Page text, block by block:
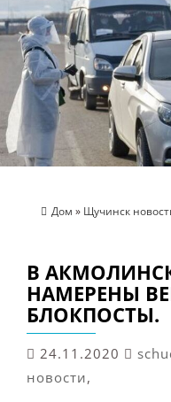
Дом » Щучинск
В
НАМЕРЕНЫ
БЛОКПОСТЫ.
24.11.2020
новости,